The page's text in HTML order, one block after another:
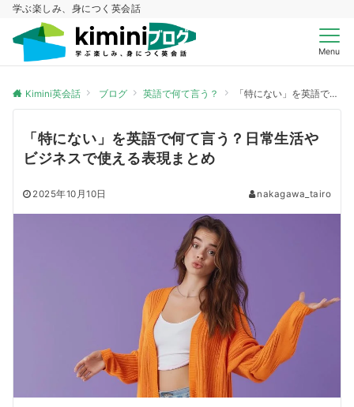
学ぶ楽しみ、身につく英会話
Menu
Kimini英会話 ブログ 英語で何て言う？ 「特にない」を英語で何て言う？日常生活やビジネスで使える表現まとめ
「特にない」を英語で何て言う？日常生活や
ビジネスで使える表現まとめ
2025年10月10日 nakagawa_tairo